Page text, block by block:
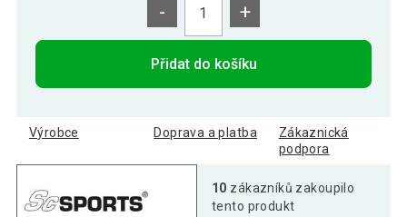
- +
Přidat do košíku
Výrobce Doprava a platba
Zákaznická
podpora
10 zákazníků zakoupilo
tento produkt